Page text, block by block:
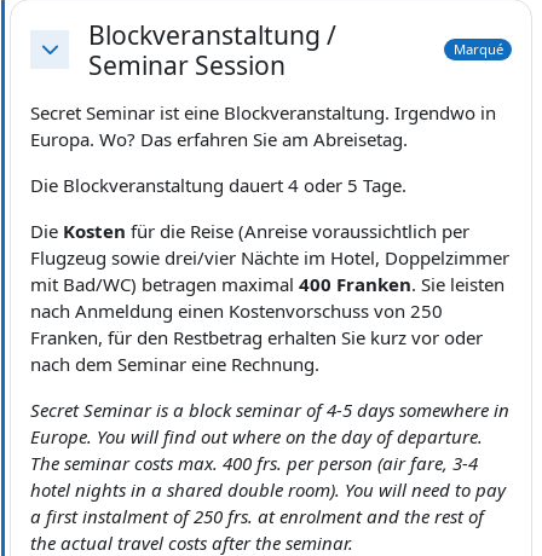
Replier
Blockveranstaltung /
Seminar Session
Marqué
Secret Seminar ist eine Blockveranstaltung. Irgendwo in
Europa. Wo? Das erfahren Sie am Abreisetag.
Die Blockveranstaltung dauert 4 oder 5 Tage.
Die Kosten für die Reise (Anreise voraussichtlich per
Flugzeug sowie drei/vier Nächte im Hotel, Doppelzimmer
mit Bad/WC) betragen maximal 400 Franken. Sie leisten
nach Anmeldung einen Kostenvorschuss von 250
Franken, für den Restbetrag erhalten Sie kurz vor oder
nach dem Seminar eine Rechnung.
Secret Seminar is a block seminar of 4-5 days somewhere in
Europe. You will find out where on the day of departure.
The seminar costs max. 400 frs. per person (air fare, 3-4
hotel nights in a shared double room). You will need to pay
a first instalment of 250 frs. at enrolment and the rest of
the actual travel costs after the seminar.